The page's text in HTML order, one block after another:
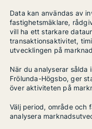
Data kan användas av
fastighetsmäklare,
vill ha ett starkare
transaktionsaktivitet,
utvecklingen på
När du analyserar sålda
Frölunda-Högsbo, ger
över aktiviteten på
Välj period, område
analysera